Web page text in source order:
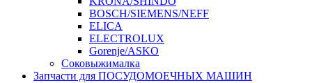
BOSCH/SIEMENS/NEFF
ELICA
ELECTROLUX
Gorenje/ASKO
Соковыжималка
Запчасти для ПОСУДОМОЕЧНЫХ МАШИН